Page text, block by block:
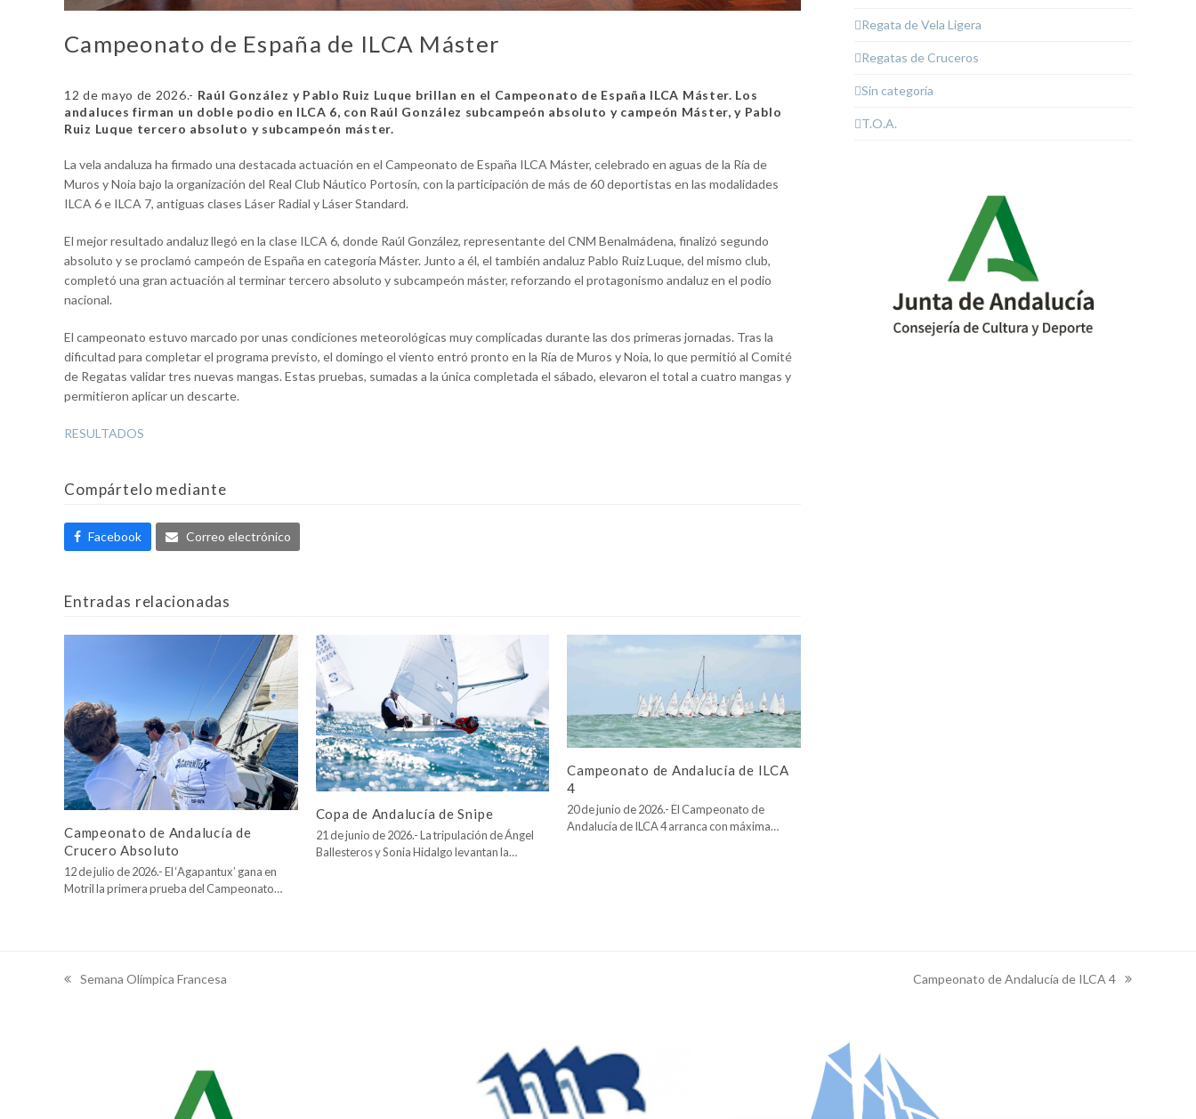
Campeonato de España de ILCA Máster
12 de mayo de 2026.- Raúl González y Pablo Ruiz Luque brillan en el Campeonato de España ILCA Máster. Los
andaluces firman un doble podio en ILCA 6, con Raúl González subcampeón absoluto y campeón Máster, y Pablo
Ruiz Luque tercero absoluto y subcampeón máster.
La vela andaluza ha firmado una destacada actuación en el Campeonato de España ILCA Máster, celebrado en aguas de la Ría de
Muros y Noia bajo la organización del Real Club Náutico Portosín, con la participación de más de 60 deportistas en las modalidades
ILCA 6 e ILCA 7, antiguas clases Láser Radial y Láser Standard.
El mejor resultado andaluz llegó en la clase ILCA 6, donde Raúl González, representante del CNM Benalmádena, finalizó segundo
absoluto y se proclamó campeón de España en categoría Máster. Junto a él, el también andaluz Pablo Ruiz Luque, del mismo club,
completó una gran actuación al terminar tercero absoluto y subcampeón máster, reforzando el protagonismo andaluz en el podio
nacional.
El campeonato estuvo marcado por unas condiciones meteorológicas muy complicadas durante las dos primeras jornadas. Tras la
dificultad para completar el programa previsto, el domingo el viento entró pronto en la Ría de Muros y Noia, lo que permitió al Comité
de Regatas validar tres nuevas mangas. Estas pruebas, sumadas a la única completada el sábado, elevaron el total a cuatro mangas y
permitieron aplicar un descarte.
RESULTADOS
Compártelo mediante
Facebook Correo electrónico
Entradas relacionadas
Campeonato de Andalucía de
Crucero Absoluto
12 de julio de 2026.- El ‘Agapantux’ gana en
Motril la primera prueba del Campeonato…
Copa de Andalucía de Snipe
21 de junio de 2026.- La tripulación de Ángel
Ballesteros y Sonia Hidalgo levantan la…
Campeonato de Andalucía de ILCA
4
20 de junio de 2026.- El Campeonato de
Andalucía de ILCA 4 arranca con máxima…
Regata de Vela Ligera
Regatas de Cruceros
Sin categoría
T.O.A.
previous
Semana Olímpica Francesa
next
Campeonato de Andalucía de ILCA 4